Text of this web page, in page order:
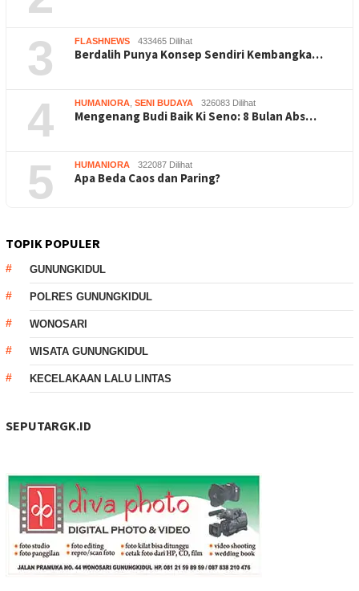
3 FLASHNEWS 433465 Dilihat
Berdalih Punya Konsep Sendiri Kembangka…
4 HUMANIORA SENI BUDAYA 326083 Dilihat
Mengenang Budi Baik Ki Seno: 8 Bulan Abs…
5 HUMANIORA 322087 Dilihat
Apa Beda Caos dan Paring?
TOPIK POPULER
GUNUNGKIDUL
POLRES GUNUNGKIDUL
WONOSARI
WISATA GUNUNGKIDUL
KECELAKAAN LALU LINTAS
SEPUTARGK.ID